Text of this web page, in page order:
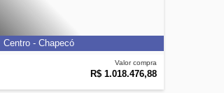
Valor compra
R$ 1.018.476,88
Centro - Chapecó